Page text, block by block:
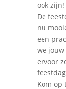
ook zijn!
De
nu
een
we
ervoor
Kom op